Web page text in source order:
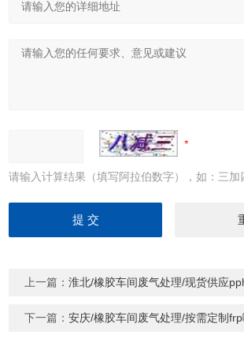
请输入计算结果（填写阿拉伯数字），如：三加
上一篇：淮北/橡胶车间废气处理/现货供应
下一篇：安庆/橡胶车间废气处理/按需定制